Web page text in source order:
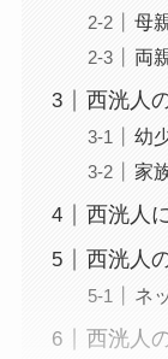
母
両
西洸人
幼
家
西洸人
西洸人
ネ
西洸人